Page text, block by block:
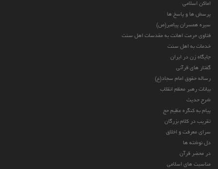
اماکن اسلامی
پرسش ها و پاسخ ها
سیره همسران پیامبر(ص)
فتاوی حرمت اهانت به مقدسات اهل سنت
خدمات به اهل سنت
جایگاه زن در ایران
گفتار های قرآنی
رساله حقوق امام سجاد(ع)
بیانات رهبر معظم انقلاب
شرح حدیث
پیام به کنگره عظیم حج
تقریب در کلام بزرگان
سرای معرفت و اخلاق
دل نوشته ها
در محضر قرآن
مناسبت های اسلامی